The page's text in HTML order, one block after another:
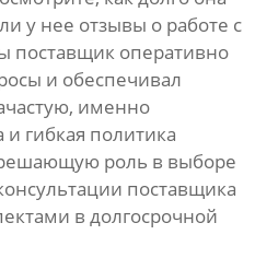
у нее отзывы о работе с
поставщик оперативно
и обеспечивал
именно
гибкая политика
роль в выборе
поставщика
в долгосрочной